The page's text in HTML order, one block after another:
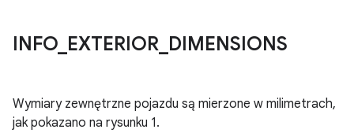
INFO EXTERIOR DIMENSIONS
Wymiary zewnętrzne pojazdu są mierzone w milimetrach,
jak pokazano na rysunku 1.